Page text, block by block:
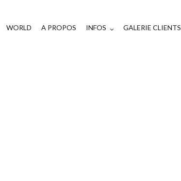
WORLD A PROPOS INFOS GALERIE CLIENTS